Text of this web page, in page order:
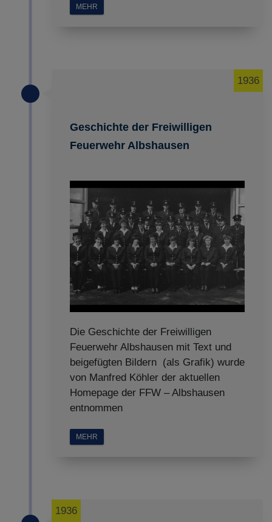
MEHR
Geschichte der Freiwilligen
Feuerwehr Albshausen
1936
Die Geschichte der Freiwilligen
Feuerwehr Albshausen mit Text und
beigefügten Bildern (als Grafik) wurde
von Manfred Köhler der aktuellen
Homepage der FFW – Albshausen
entnommen
MEHR
1936